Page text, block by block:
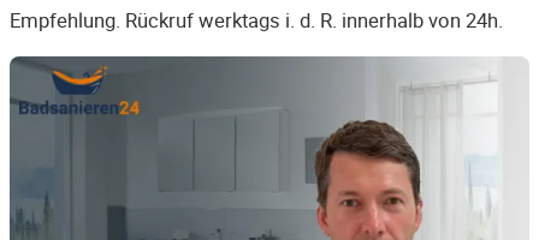
Empfehlung. Rückruf werktags i. d. R. innerhalb von 24h.